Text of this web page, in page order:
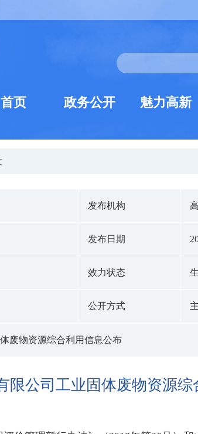
首页 政务公开 魅力高新
发布机构
发布日期
效力状态
公开方式
废物资源综合利用信息公布
限公司工业固体废物资源综